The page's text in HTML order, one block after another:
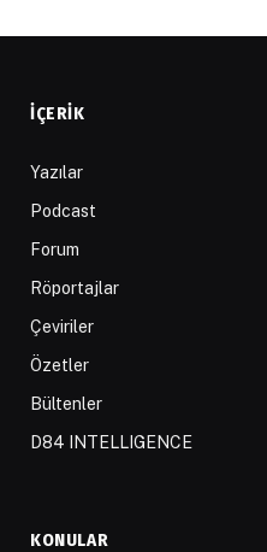
İÇERIK
Yazılar
Podcast
Forum
Röportajlar
Çeviriler
Özetler
Bültenler
D84 INTELLIGENCE
KONULAR